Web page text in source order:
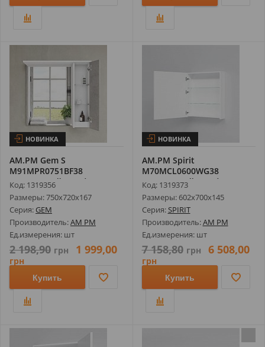
НОВИНКА
AM.PM Gem S
M91MPR0751BF38
Зеркальный Шкаф с
Подсвет...
Код: 1319356
Размеры: 750х720х167
Серия: GEM
Производитель:AM PM
Ед.измерения: шт
2 198,90 грн 1 999,00
грн
Купить
НОВИНКА
AM.PM Spirit
M70MCL0600WG38
Зеркальный Шкаф, 60 см,
...
Код: 1319373
Размеры: 602х700х145
Серия:SPIRIT
Производитель:AM PM
Ед.измерения: шт
7 158,80 грн 6 508,00
грн
Купить